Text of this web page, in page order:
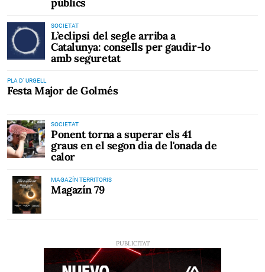
SOCIETAT
L’eclipsi del segle arriba a
Catalunya: consells per gaudir-lo
amb seguretat
PLA D' URGELL
Festa Major de Golmés
SOCIETAT
Ponent torna a superar els 41
graus en el segon dia de l'onada de
calor
MAGAZÍN TERRITORIS
Magazín 79